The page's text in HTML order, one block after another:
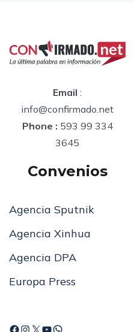
Email :
info@confirmado.net
Phone : 593 99 334
3645
Convenios
Agencia Sputnik
Agencia Xinhua
Agencia DPA
Europa Press